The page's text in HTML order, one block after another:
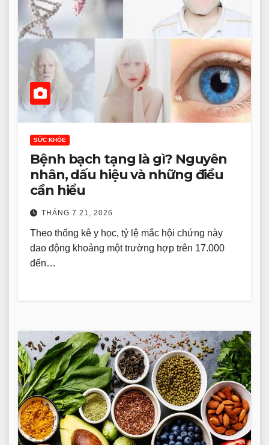
SỨC KHỎE
Bệnh bạch tạng là gì? Nguyên
nhân, dấu hiệu và những điều
cần hiểu
THÁNG 7 21, 2026
Theo thống kê y học, tỷ lệ mắc hội chứng này
dao động khoảng một trường hợp trên 17.000
đến…